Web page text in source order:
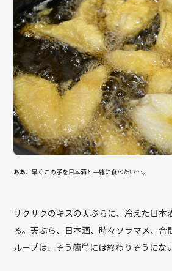
ああ、早くこの子を日本酒と一緒に食べたい…。
サクサクのキスの天ぷらに、冷えた日本
る。天ぷら、日本酒、時々ソラマメ、合
ループは、そう簡単には終わりそうにない